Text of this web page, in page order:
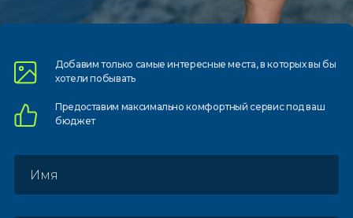
Добавим только самыеинтересные места, в которыхвы бы
хотели побывать
Предоставим максимально комфортныйсервис под ваш
бюджет